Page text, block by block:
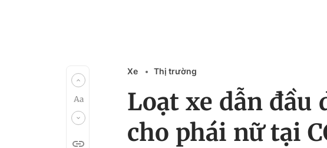
Xe Thị trường
Loạt xe dẫn đầu
cho phái nữ tại